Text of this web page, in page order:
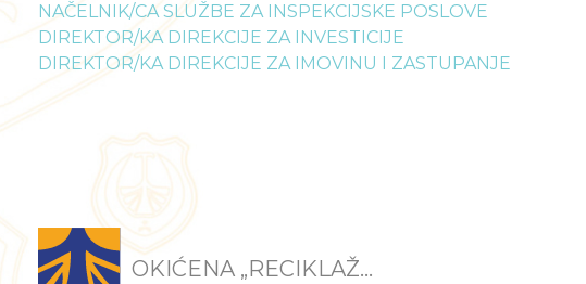
NAČELNIK/CA SLUŽBE ZA INSPEKCIJSKE POSLOVE
DIREKTOR/KA DIREKCIJE ZA INVESTICIJE
DIREKTOR/KA DIREKCIJE ZA IMOVINU I ZASTUPANJE
OKIĆENA „RECIKLAŽ...